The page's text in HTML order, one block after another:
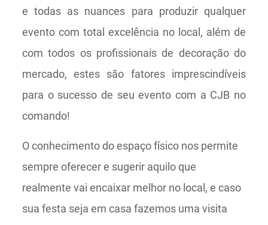
e todas as nuances para produzir qualquer
evento com total excelência no local, além de
com todos os profissionais de decoração do
mercado, estes são fatores imprescindíveis
para o sucesso de seu evento com a CJB no
comando!
O conhecimento do espaço físico nos permite
sempre oferecer e sugerir aquilo que
realmente vai encaixar melhor no local, e caso
sua festa seja em casa fazemos uma visita